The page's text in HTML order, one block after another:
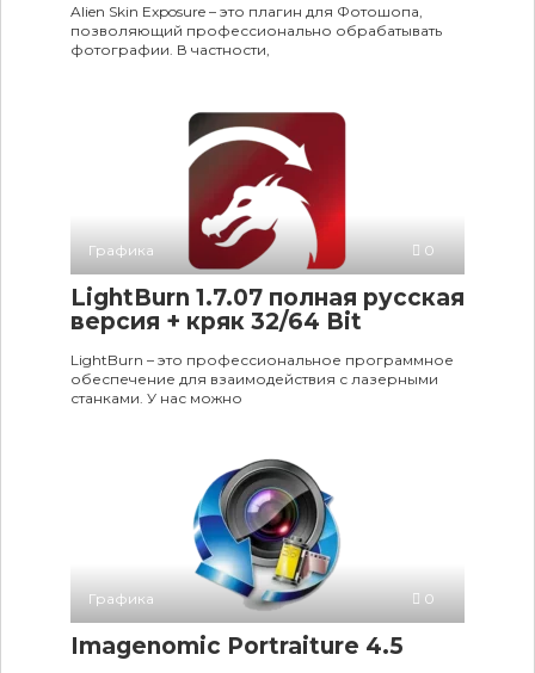
Alien Skin Exposure – это плагин для Фотошопа,
позволяющий профессионально обрабатывать
фотографии. В частности,
Графика 0
LightBurn 1.7.07 полная русская
версия + кряк 32/64 Bit
LightBurn – это профессиональное программное
обеспечение для взаимодействия с лазерными
станками. У нас можно
Графика 0
Imagenomic Portraiture 4.5